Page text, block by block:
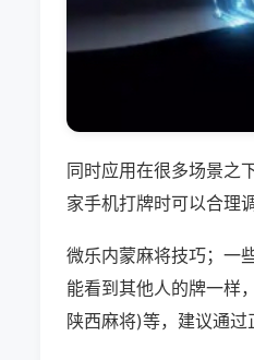
同时应用在很多场景之
家手机打牌时可以合理
微乐内蒙麻将技巧；一
能看到其他人的牌一样
陕西麻将)等，建议通过